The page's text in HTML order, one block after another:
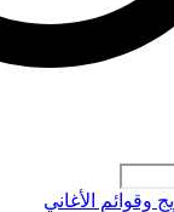
وقوائم الأغاني